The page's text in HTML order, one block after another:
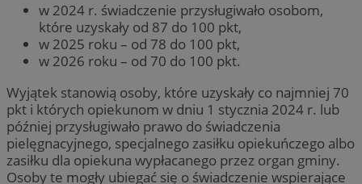
w 2024 r. świadczenie przysługiwało osobom,
które uzyskały od 87 do 100 pkt,
w 2025 roku – od 78 do 100 pkt,
w 2026 roku – od 70 do 100 pkt.
Wyjątek stanowią osoby, które uzyskały co najmniej 70
pkt i których opiekunom w dniu 1 stycznia 2024 r. lub
później przysługiwało prawo do świadczenia
pielęgnacyjnego, specjalnego zasiłku opiekuńczego albo
zasiłku dla opiekuna wypłacanego przez organ gminy.
Osoby te mogły ubiegać się o świadczenie wspierające